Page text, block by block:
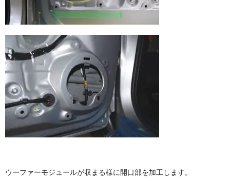
ウーファーモジュールが収まる様に開口部を加工します。